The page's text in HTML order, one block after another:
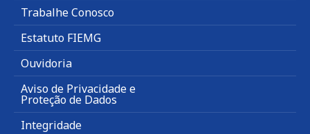
Trabalhe Conosco
Estatuto FIEMG
Ouvidoria
Aviso de Privacidade e
Proteção de Dados
Integridade